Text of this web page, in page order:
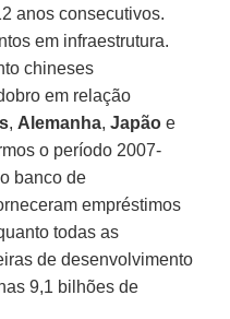
anos consecutivos.
em infraestrutura.
chineses
em relação
, Alemanha,Japão e
o período 2007-
banco de
empréstimos
todas as
de desenvolvimento
9,1 bilhões de